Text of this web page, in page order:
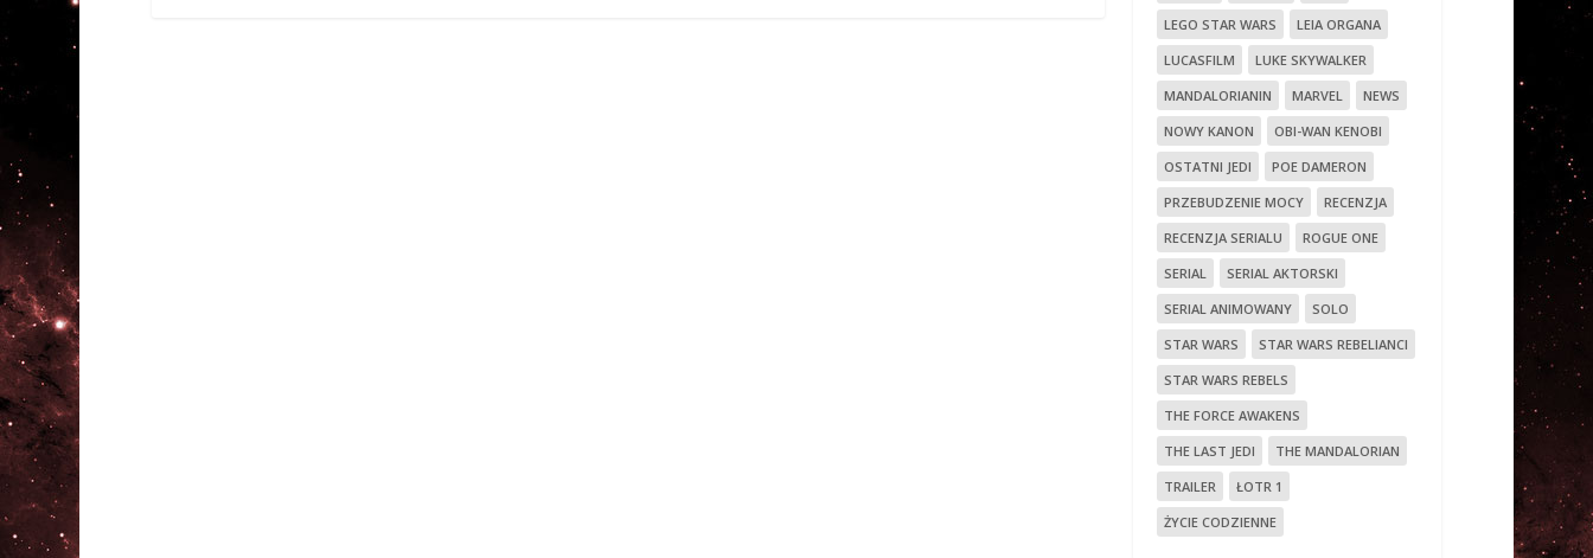
LEGO STAR WARS
LEIA ORGANA
LUCASFILM
LUKE SKYWALKER
MANDALORIANIN
MARVEL
NEWS
NOWY KANON
OBI-WAN KENOBI
OSTATNI JEDI
POE DAMERON
PRZEBUDZENIE MOCY
RECENZJA
RECENZJA SERIALU
ROGUE ONE
SERIAL
SERIAL AKTORSKI
SERIAL ANIMOWANY
SOLO
STAR WARS
STAR WARS REBELIANCI
STAR WARS REBELS
THE FORCE AWAKENS
THE LAST JEDI
THE MANDALORIAN
TRAILER
ŁOTR 1
ŻYCIE CODZIENNE